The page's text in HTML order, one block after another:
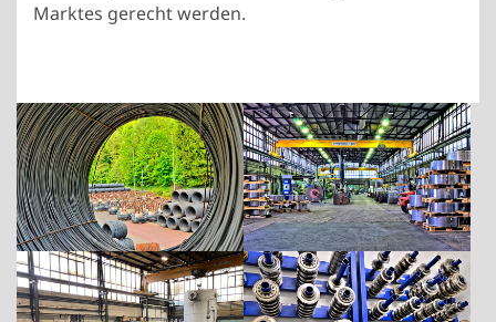
Marktes gerecht werden.
Show larger version Show larger version
Show larger version Show larger version